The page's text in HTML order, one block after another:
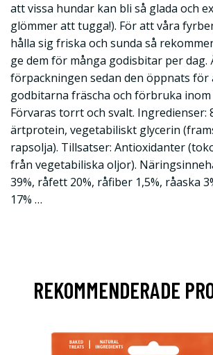
att vissa hundar kan bli så glada och
glömmer att tugga!). För att våra
hålla sig friska och sunda så
ge dem för många godisbitar per
förpackningen sedan den öppnats för
godbitarna fräscha och förbruka inom
Förvaras torrt och svalt. Ingredienser:
ärtprotein, vegetabiliskt glycerin
rapsolja). Tillsatser: Antioxidanter
från vegetabiliska oljor).
39%, råfett 20%, råfiber 1,5%, råaska
17% …
REKOMMENDERADE